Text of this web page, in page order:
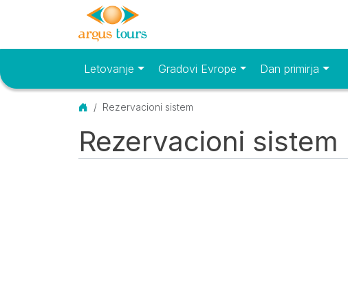
Osnovni meniLetovanje Gradovi Evrope Dan primirja
Početna
Rezervacioni sistem
Rezervacioni sistem